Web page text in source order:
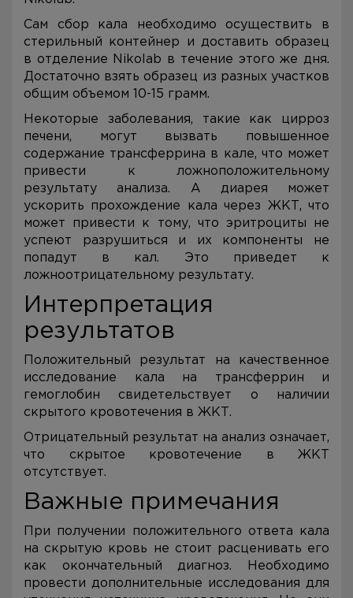
Сам сбор кала необходимо осуществить в
стерильный контейнер и доставить образец
в отделение Nikolab в течение этого же дня.
Достаточно взять образец из разных участков
общим объемом 10-15 грамм.
Некоторые заболевания, такие как цирроз
печени, могут вызвать повышенное
содержание трансферрина в кале, что может
привести к ложноположительному
результату анализа. А диарея может
ускорить прохождение кала через ЖКТ, что
может привести к тому, что эритроциты не
успеют разрушиться и их компоненты не
попадут в кал. Это приведет к
ложноотрицательному результату.
Интерпретация
результатов
Положительный результат на качественное
исследование кала на трансферрин и
гемоглобин свидетельствует о наличии
скрытого кровотечения в ЖКТ.
Отрицательный результат на анализ означает,
что скрытое кровотечение в ЖКТ
отсутствует.
Важные примечания
При получении положительного ответа кала
на скрытую кровь не стоит расценивать его
как окончательный диагноз. Необходимо
провести дополнительные исследования для